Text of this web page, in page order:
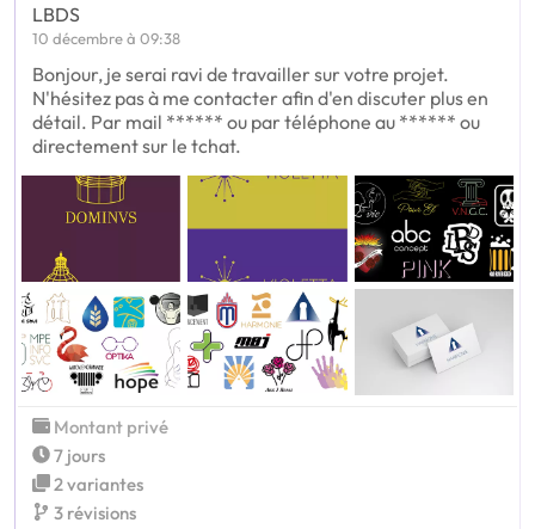
LBDS
10 décembre à 09:38
Bonjour, je serai ravi de travailler sur votre projet.
N'hésitez pas à me contacter afin d'en discuter plus en
détail. Par mail ****** ou par téléphone au ****** ou
directement sur le tchat.
Montant privé
7 jours
2 variantes
3 révisions